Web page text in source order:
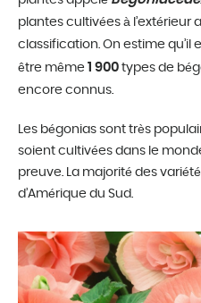
plantes cultivées à
classification. On estime qu’il
être même 1 900 types de
encore connus.
Les bégonias sont très
soient cultivées dans le
preuve. La majorité des
d’Amérique du Sud.